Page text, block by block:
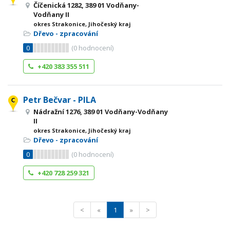
Číčenická 1282, 389 01 Vodňany-
Vodňany II
okres Strakonice, Jihočeský kraj
Dřevo - zpracování
0
(0 hodnocení)
+420 383 355 511
Petr Bečvar - PILA
Nádražní 1276, 389 01 Vodňany-Vodňany
II
okres Strakonice, Jihočeský kraj
Dřevo - zpracování
0
(0 hodnocení)
+420 728 259 321
< « 1 » >